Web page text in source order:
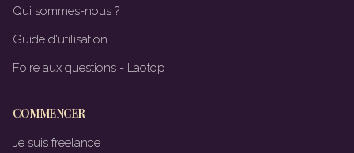
Qui sommes-nous ?
Guide d'utilisation
Foire aux questions - Laotop
COMMENCER
Je suis freelance